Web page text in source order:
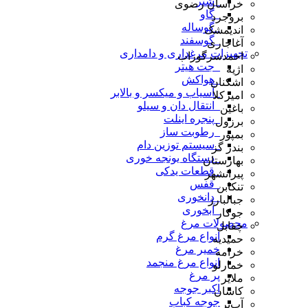
_گاو
_گوساله
_گوسفند
تجهیزات مرغداری و دامداری
_جت هیتر
_هواکش
_آسیاب و میکسر و بالابر
_انتقال دان و سیلو
_پنجره اینلت
_رطوبت ساز
_سیستم توزین دام
_دستگاه یونجه خوری
_قطعات یدکی
_قفس
_دانخوری
_آبخوری
محصولات مرغ
انواع مرغ گرم
خمیر مرغ
انواع مرغ منجمد
پر مرغ
اکبر جوجه
جوجه کباب
خراسان رضوی
بروجرد
اندیمشک
آغاجاری
احمدسرگوراب
اژیه
اشکنان
امیرکلا
باغین
برزول
بمپور
بندر گز
بهارستان
پیرانشهر
تنکابن
جبالبارز
جوکار
چقابل
حمیدیه
خرامه
خمارلو
ملایر
کاشان
آب‌بر